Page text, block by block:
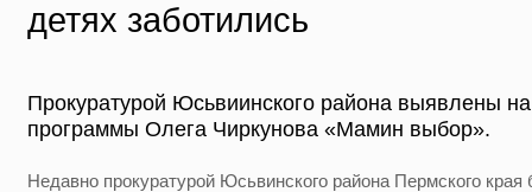
детях заботились
Прокуратурой Юсьвиинского района выявлены
программы Олега Чиркунова «Мамин выбор».
Недавно прокуратурой Юсьвинского района Пермского